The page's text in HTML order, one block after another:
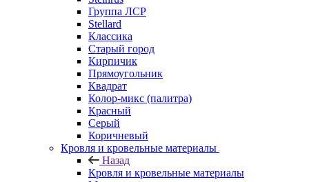
Группа ЛСР
Stellard
Классика
Старый город
Кирпичик
Прямоугольник
Квадрат
Колор-микс (палитра)
Красный
Серый
Коричневый
Кровля и кровельные материалы
Назад
Кровля и кровельные материалы